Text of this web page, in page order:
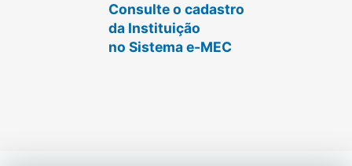
Consulte o cadastro
da Instituição
no Sistema e-MEC